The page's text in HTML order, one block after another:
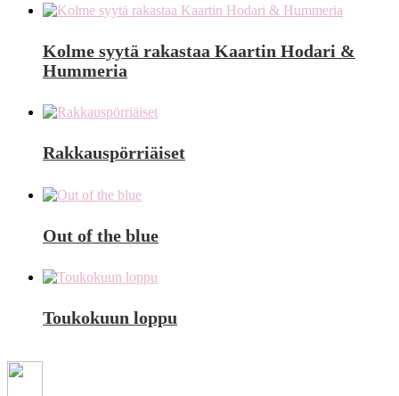
Kolme syytä rakastaa Kaartin Hodari &
Hummeria
Rakkauspörriäiset
Out of the blue
Toukokuun loppu